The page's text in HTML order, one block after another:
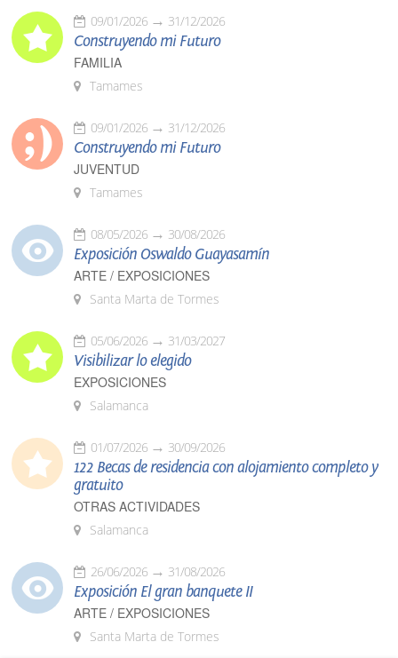
09/01/2026 31/12/2026
Construyendo mi Futuro
FAMILIA
Tamames
09/01/2026 31/12/2026
Construyendo mi Futuro
JUVENTUD
Tamames
08/05/2026 30/08/2026
Exposición Oswaldo Guayasamín
ARTE / EXPOSICIONES
Santa Marta de Tormes
05/06/2026 31/03/2027
Visibilizar lo elegido
EXPOSICIONES
Salamanca
01/07/2026 30/09/2026
122 Becas de residencia con alojamiento completo y
gratuito
OTRAS ACTIVIDADES
Salamanca
26/06/2026 31/08/2026
Exposición El gran banquete II
ARTE / EXPOSICIONES
Santa Marta de Tormes